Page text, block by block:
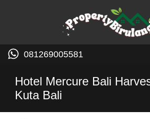
081269005581
Hotel Mercure Bali
Kuta Bali